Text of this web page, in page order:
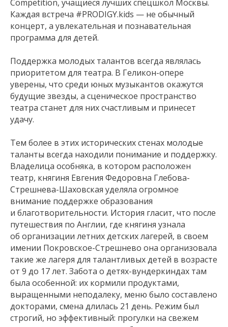
Competition, учащиеся лучших спецшкол Москвы.
Каждая встреча #PRODIGY.kids — не обычный
концерт, а увлекательная и познавательная
программа для детей.
Поддержка молодых талантов всегда являлась
приоритетом для театра. В Геликон-опере
уверены, что среди юных музыкантов окажутся
будущие звезды, а сценическое пространство
театра станет для них счастливым и принесет
удачу.
Тем более в этих исторических стенах молодые
таланты всегда находили понимание и поддержку.
Владелица особняка, в котором расположен
театр, княгиня Евгения Федоровна Глебова-
Стрешнева-Шаховская уделяла огромное
внимание поддержке образования
и благотворительности. История гласит, что после
путешествия по Англии, где княгиня узнала
об организации летних детских лагерей, в своем
имении Покровское-Стрешнево она организовала
такие же лагеря для талантливых детей в возрасте
от 9 до 17 лет. Забота о детях-вундеркиндах там
была особенной: их кормили продуктами,
выращенными неподалеку, меню было составлено
докторами, смена длилась 21 день. Режим был
строгий, но эффективный: прогулки на свежем